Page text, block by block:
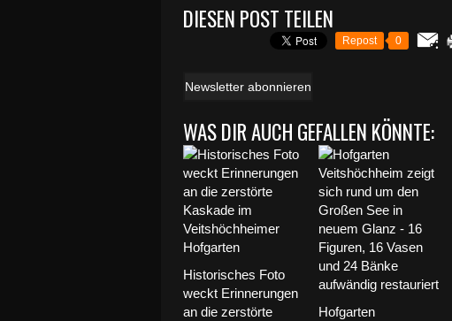
DIESEN POST TEILEN
Repost 0
Newsletter abonnieren
WAS DIR AUCH GEFALLEN KÖNNTE:
Historisches Foto
weckt Erinnerungen
an die zerstörte
Hofgarten